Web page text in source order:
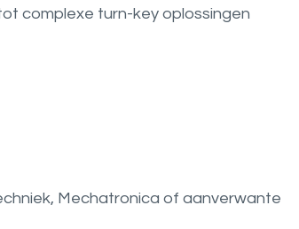
complexe turn-key oplossingen
Mechatronica of aanverwante